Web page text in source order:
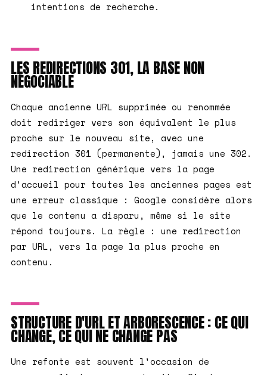
intentions de recherche.
LES REDIRECTIONS 301, LA BASE NON
NÉGOCIABLE
Chaque ancienne URL supprimée ou renommée
doit rediriger vers son équivalent le plus
proche sur le nouveau site, avec une
redirection 301 (permanente), jamais une 302.
Une redirection générique vers la page
d'accueil pour toutes les anciennes pages est
une erreur classique : Google considère alors
que le contenu a disparu, même si le site
répond toujours. La règle : une redirection
par URL, vers la page la plus proche en
contenu.
STRUCTURE D'URL ET ARBORESCENCE : CE QUI
CHANGE, CE QUI NE CHANGE PAS
Une refonte est souvent l'occasion de